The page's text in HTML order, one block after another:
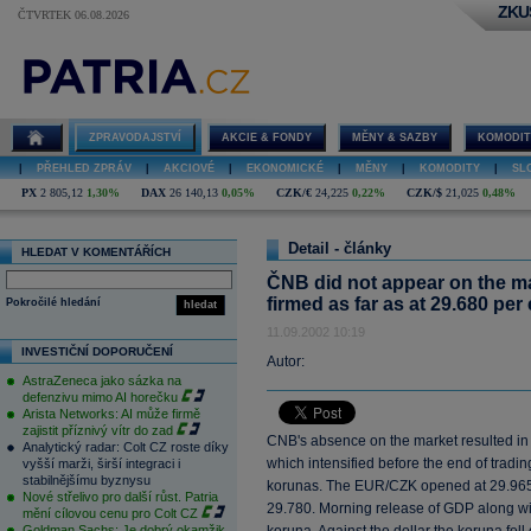
ČTVRTEK 06.08.2026
ZPRAVODAJSTVÍ AKCIE & FONDY MĚNY & SAZBY
PŘEHLED ZPRÁV AKCIOVÉ EKONOMICKÉ MĚNY KOMODITY
PX 2 805,12 1,30% DAX 26 140,13 0,05% CZK/€ 24,225 0,22% CZK/$ 21,025 0,48%
HLEDAT V KOMENTÁŘÍCH
hledat
Pokročilé hledání
INVESTIČNÍ DOPORUČENÍ
AstraZeneca jako sázka na
defenzivu mimo AI horečku
Arista Networks: AI může firmě
zajistit příznivý vítr do zad
Analytický radar: Colt CZ roste díky
vyšší marži, širší integraci i
stabilnějšímu byznysu
Nové střelivo pro další růst. Patria
mění cílovou cenu pro Colt CZ
Detail - články
ČNB did not appear on the
firmed as far as at 29.680 per
11.09.2002 10:19
Autor:
CNB's absence on the market resulted
which intensified before the end of
korunas. The EUR/CZK opened at
29.780. Morning release of GDP along